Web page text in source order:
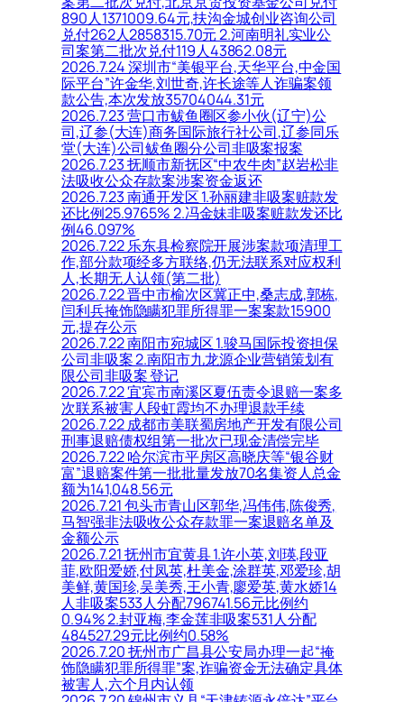
890人1371009.64元,扶沟金城创业咨询公司
兑付262人2858315.70元 2.河南明礼实业公
司案第二批次兑付119人43862.08元
2026.7.24 深圳市“美银平台,天华平台,中金国
际平台”许金华,刘世奇,许长途等人诈骗案领
款公告,本次发放35704044.31元
2026.7.23 营口市鲅鱼圈区参小伙(辽宁)公
司,辽参(大连)商务国际旅行社公司,辽参同乐
堂(大连)公司鲅鱼圈分公司非吸案报案
2026.7.23 抚顺市新抚区“中农牛肉”赵岩松非
法吸收公众存款案涉案资金返还
2026.7.23 南通开发区 1.孙丽建非吸案赃款发
还比例25.9765% 2.冯金妹非吸案赃款发还比
例46.097%
2026.7.22 乐东县检察院开展涉案款项清理工
作,部分款项经多方联络,仍无法联系对应权利
人,长期无人认领(第二批)
2026.7.22 晋中市榆次区冀正中,桑志成,郭栋,
闫利兵掩饰隐瞒犯罪所得罪一案案款15900
元,提存公示
2026.7.22 南阳市宛城区 1.骏马国际投资担保
公司非吸案 2.南阳市九龙源企业营销策划有
限公司非吸案 登记
2026.7.22 宜宾市南溪区夏伍责令退赔一案多
次联系被害人段虹霞均不办理退款手续
2026.7.22 成都市美联蜀房地产开发有限公司
刑事退赔债权组第一批次已现金清偿完毕
2026.7.22 哈尔滨市平房区高晓庆等“银谷财
富”退赔案件第一批批量发放70名集资人总金
额为141,048.56元
2026.7.21 包头市青山区郭华,冯伟伟,陈俊秀,
马智强非法吸收公众存款罪一案退赔名单及
金额公示
2026.7.21 抚州市宜黄县 1.许小英,刘瑛,段亚
菲,欧阳爱娇,付凤英,杜美金,涂群英,邓爱珍,胡
美鲜,黄国珍,吴美秀,王小青,廖爱英,黄水娇14
人非吸案533人分配796741.56元比例约
0.94% 2.封亚梅,李金莲非吸案531人分配
484527.29元比例约0.58%
2026.7.20 抚州市广昌县公安局办理一起“掩
饰隐瞒犯罪所得罪”案,诈骗资金无法确定具体
被害人,六个月内认领